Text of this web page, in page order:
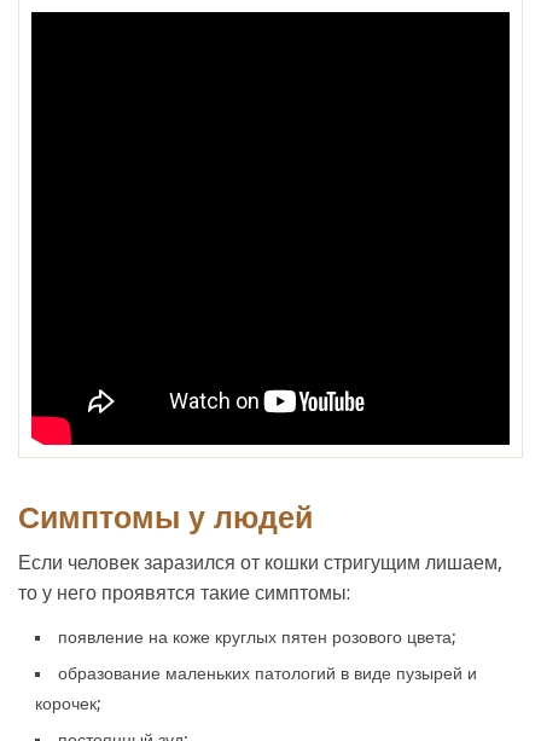
Симптомы у людей
Если человек заразился от кошки стригущим лишаем,
то у него проявятся такие симптомы:
появление на коже круглых пятен розового цвета;
образование маленьких патологий в виде пузырей и
корочек;